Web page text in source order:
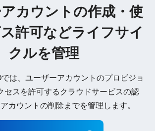
カウントの作成・使
許可などライフサイ
クルを管理
は、ユーザーアカウントのプロビジョ
セスを許可するクラウドサービスの認
カウントの削除までを管理します。